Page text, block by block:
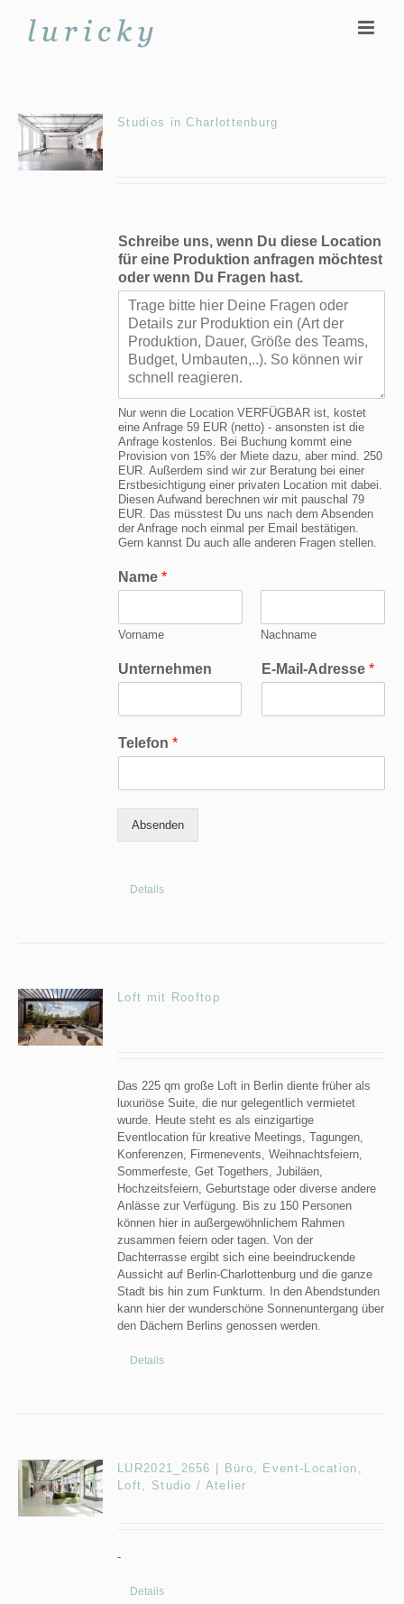
springen
Studios in Charlottenburg
Schreibe uns, wenn Du diese Location
für eine Produktion anfragen möchtest
oder wenn Du Fragen hast.
Nur wenn die Location VERFÜGBAR ist, kostet
eine Anfrage 59 EUR (netto) - ansonsten ist die
Anfrage kostenlos. Bei Buchung kommt eine
Provision von 15% der Miete dazu, aber mind. 250
EUR. Außerdem sind wir zur Beratung bei einer
Erstbesichtigung einer privaten Location mit dabei.
Diesen Aufwand berechnen wir mit pauschal 79
EUR. Das müsstest Du uns nach dem Absenden
der Anfrage noch einmal per Email bestätigen.
Gern kannst Du auch alle anderen Fragen stellen.
Name*
Vorname Nachname
Unternehmen E-Mail-Adresse*
Telefon*
Absenden
Details
Loft mit Rooftop
Das 225 qm große Loft in Berlin diente früher als
luxuriöse Suite, die nur gelegentlich vermietet
wurde. Heute steht es als einzigartige
Eventlocation für kreative Meetings, Tagungen,
Konferenzen, Firmenevents, Weihnachtsfeiern,
Sommerfeste, Get Togethers, Jubiläen,
Hochzeitsfeiern, Geburtstage oder diverse andere
Anlässe zur Verfügung. Bis zu 150 Personen
können hier in außergewöhnlichem Rahmen
zusammen feiern oder tagen. Von der
Dachterrasse ergibt sich eine beeindruckende
Aussicht auf Berlin-Charlottenburg und die ganze
Stadt bis hin zum Funkturm. In den Abendstunden
kann hier der wunderschöne Sonnenuntergang über
den Dächern Berlins genossen werden.
Details
LUR2021_2656 | Büro, Event-Location,
Loft, Studio / Atelier
-
Details